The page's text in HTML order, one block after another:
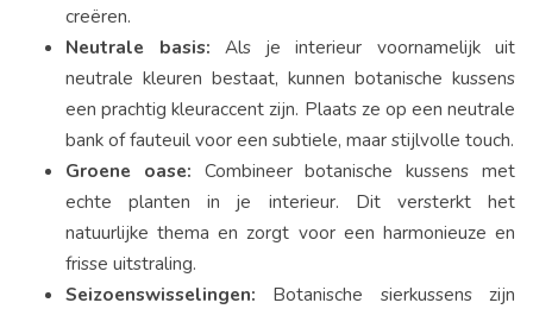
creëren.
Neutrale basis: Als je interieur voornamelijk uit
neutrale kleuren bestaat, kunnen botanische kussens
een prachtig kleuraccent zijn. Plaats ze op een neutrale
bank of fauteuil voor een subtiele, maar stijlvolle touch.
Groene oase: Combineer botanische kussens met
echte planten in je interieur. Dit versterkt het
natuurlijke thema en zorgt voor een harmonieuze en
frisse uitstraling.
Seizoenswisselingen: Botanische sierkussens zijn